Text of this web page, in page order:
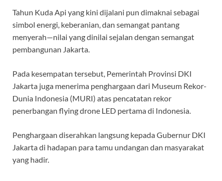
Tahun Kuda Api yang kini dijalani pun dimaknai sebagai
simbol energi, keberanian, dan semangat pantang
menyerah—nilai yang dinilai sejalan dengan semangat
pembangunan Jakarta.
Pada kesempatan tersebut, Pemerintah Provinsi DKI
Jakarta juga menerima penghargaan dari Museum Rekor-
Dunia Indonesia (MURI) atas pencatatan rekor
penerbangan flying drone LED pertama di Indonesia.
Penghargaan diserahkan langsung kepada Gubernur DKI
Jakarta di hadapan para tamu undangan dan masyarakat
yang hadir.